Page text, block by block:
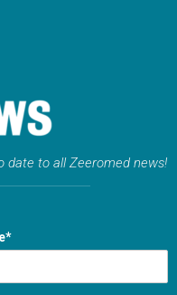
date to all Zeeromed news!